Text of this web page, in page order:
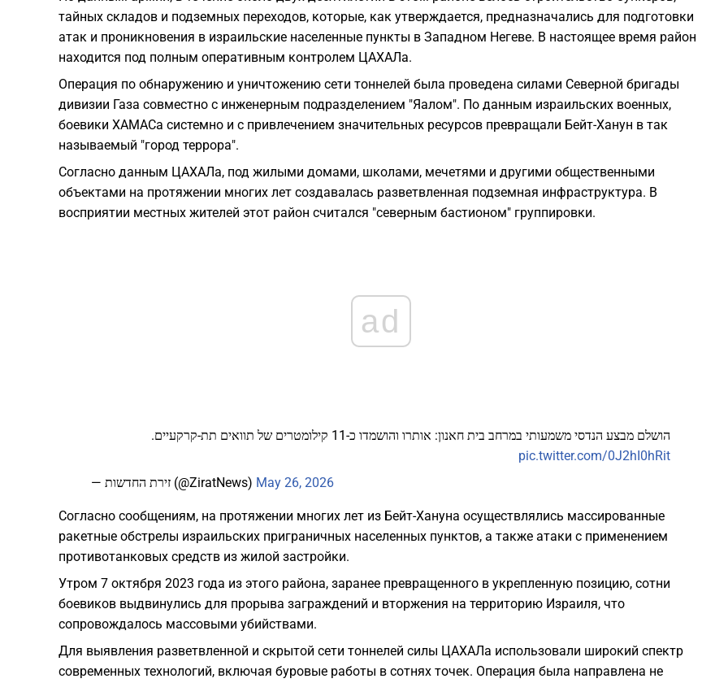
тайных складов и подземных переходов, которые, как утверждается, предназначались для подготовки
атак и проникновения в израильские населенные пункты в Западном Негеве. В настоящее время район
находится под полным оперативным контролем ЦАХАЛа.
Операция по обнаружению и уничтожению сети тоннелей была проведена силами Северной бригады
дивизии Газа совместно с инженерным подразделением "Яалом". По данным израильских военных,
боевики ХАМАСа системно и с привлечением значительных ресурсов превращали Бейт-Ханун в так
называемый "город террора".
Согласно данным ЦАХАЛа, под жилыми домами, школами, мечетями и другими общественными
объектами на протяжении многих лет создавалась разветвленная подземная инфраструктура. В
восприятии местных жителей этот район считался "северным бастионом" группировки.
ad
הושלם מבצע הנדסי משמעותי במרחב בית חאנון: אותרו והושמדו כ-11 קילומטרים של תוואים תת-קרקעיים.
pic.twitter.com/0J2hI0hRit
— זירת החדשות (@ZiratNews) May 26, 2026
Согласно сообщениям, на протяжении многих лет из Бейт-Хануна осуществлялись массированные
ракетные обстрелы израильских приграничных населенных пунктов, а также атаки с применением
противотанковых средств из жилой застройки.
Утром 7 октября 2023 года из этого района, заранее превращенного в укрепленную позицию, сотни
боевиков выдвинулись для прорыва заграждений и вторжения на территорию Израиля, что
сопровождалось массовыми убийствами.
Для выявления разветвленной и скрытой сети тоннелей силы ЦАХАЛа использовали широкий спектр
современных технологий, включая буровые работы в сотнях точек. Операция была направлена не